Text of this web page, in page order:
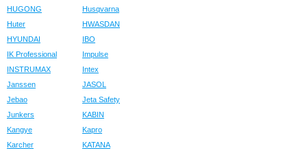
HUGONG
Husqvarna
Huter
HWASDAN
HYUNDAI
IBO
IK Professional
Impulse
INSTRUMAX
Intex
Janssen
JASOL
Jebao
Jeta Safety
Junkers
KABIN
Kangye
Kapro
Karcher
KATANA